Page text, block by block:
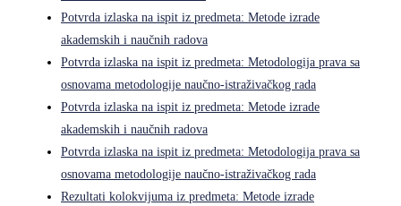
Potvrda izlaska na ispit iz predmeta: Metode izrade
akademskih i naučnih radova
Potvrda izlaska na ispit iz predmeta: Metodologija prava sa
osnovama metodologije naučno-istraživačkog rada
Potvrda izlaska na ispit iz predmeta: Metode izrade
akademskih i naučnih radova
Potvrda izlaska na ispit iz predmeta: Metodologija prava sa
osnovama metodologije naučno-istraživačkog rada
Rezultati kolokvijuma iz predmeta: Metode izrade